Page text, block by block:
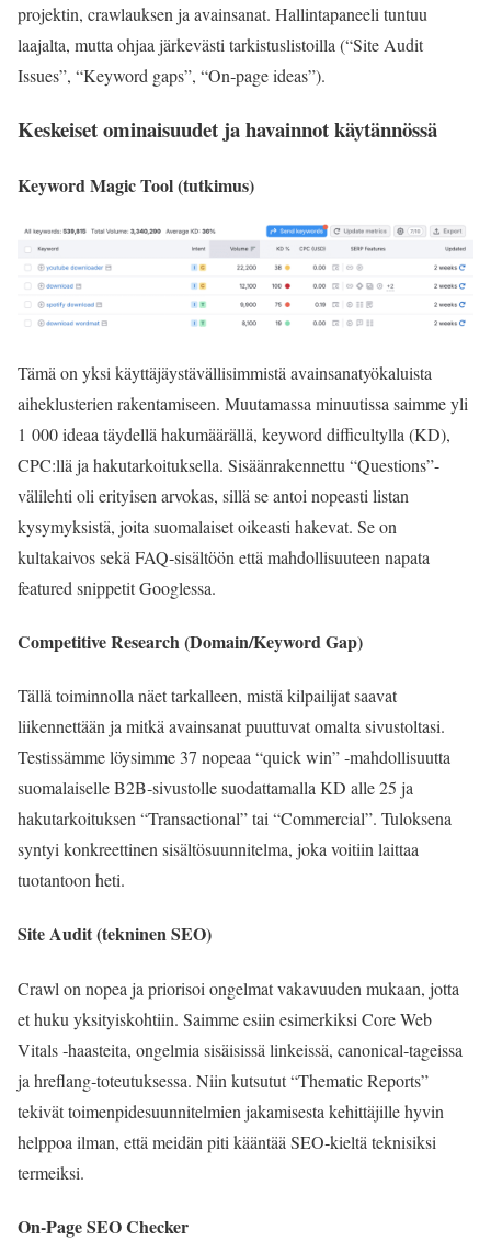
projektin, crawlauksen ja avainsanat. Hallintapaneeli tuntuu
laajalta, mutta ohjaa järkevästi tarkistuslistoilla (“Site Audit
Issues”, “Keyword gaps”, “On‑page ideas”).
Keskeiset ominaisuudet ja havainnot käytännössä
Keyword Magic Tool (tutkimus)
Tämä on yksi käyttäjäystävällisimmistä avainsanatyökaluista
aiheklusterien rakentamiseen. Muutamassa minuutissa saimme yli
1 000 ideaa täydellä hakumäärällä, keyword difficultylla (KD),
CPC:llä ja hakutarkoituksella. Sisäänrakennettu “Questions”-
välilehti oli erityisen arvokas, sillä se antoi nopeasti listan
kysymyksistä, joita suomalaiset oikeasti hakevat. Se on
kultakaivos sekä FAQ‑sisältöön että mahdollisuuteen napata
featured snippetit Googlessa.
Competitive Research (Domain/Keyword Gap)
Tällä toiminnolla näet tarkalleen, mistä kilpailijat saavat
liikennettään ja mitkä avainsanat puuttuvat omalta sivustoltasi.
Testissämme löysimme 37 nopeaa “quick win” ‑mahdollisuutta
suomalaiselle B2B‑sivustolle suodattamalla KD alle 25 ja
hakutarkoituksen “Transactional” tai “Commercial”. Tuloksena
syntyi konkreettinen sisältösuunnitelma, joka voitiin laittaa
tuotantoon heti.
Site Audit (tekninen SEO)
Crawl on nopea ja priorisoi ongelmat vakavuuden mukaan, jotta
et huku yksityiskohtiin. Saimme esiin esimerkiksi Core Web
Vitals ‑haasteita, ongelmia sisäisissä linkeissä, canonical‑tageissa
ja hreflang‑toteutuksessa. Niin kutsutut “Thematic Reports”
tekivät toimenpidesuunnitelmien jakamisesta kehittäjille hyvin
helppoa ilman, että meidän piti kääntää SEO‑kieltä teknisiksi
termeiksi.
On-Page SEO Checker